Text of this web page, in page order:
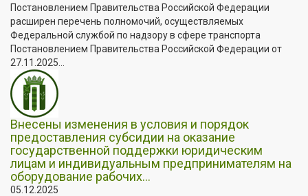
Постановлением Правительства Российской Федерации
расширен перечень полномочий, осуществляемых
Федеральной службой по надзору в сфере транспорта
Постановлением Правительства Российской Федерации от
27.11.2025...
Внесены изменения в условия и порядок
предоставления субсидии на оказание
государственной поддержки юридическим
лицам и индивидуальным предпринимателям на
оборудование рабочих...
05.12.2025